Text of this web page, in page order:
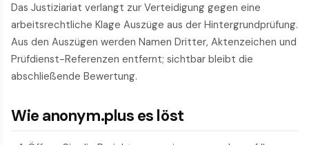
Das Justiziariat verlangt zur Verteidigung gegen eine
arbeitsrechtliche Klage Auszüge aus der Hintergrund­prüfung.
Aus den Auszügen werden Namen Dritter, Aktenzeichen und
Prüfdienst-Referenzen entfernt; sichtbar bleibt die
abschließende Bewertung.
Wie anonym.plus es löst